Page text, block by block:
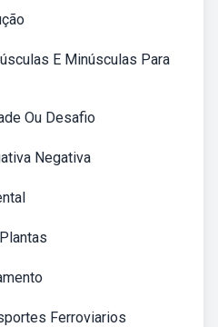
E Minúsculas Para
Ou Desafio
Negativa
Ferroviarios